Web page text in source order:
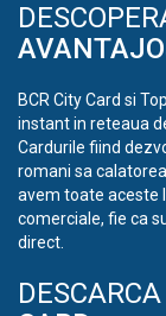
BCR City Card si
instant in reteaua
Cardurile fiind
romani sa
avem toate aceste
comerciale, fie ca
direct.